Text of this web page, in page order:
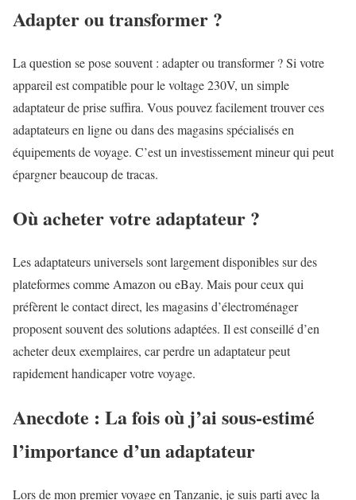
Adapter ou transformer ?
La question se pose souvent : adapter ou transformer ? Si votre
appareil est compatible pour le voltage 230V, un simple
adaptateur de prise suffira. Vous pouvez facilement trouver ces
adaptateurs en ligne ou dans des magasins spécialisés en
équipements de voyage. C’est un investissement mineur qui peut
épargner beaucoup de tracas.
Où acheter votre adaptateur ?
Les adaptateurs universels sont largement disponibles sur des
plateformes comme Amazon ou eBay. Mais pour ceux qui
préfèrent le contact direct, les magasins d’électroménager
proposent souvent des solutions adaptées. Il est conseillé d’en
acheter deux exemplaires, car perdre un adaptateur peut
rapidement handicaper votre voyage.
Anecdote : La fois où j’ai sous-estimé
l’importance d’un adaptateur
Lors de mon premier voyage en Tanzanie, je suis parti avec la